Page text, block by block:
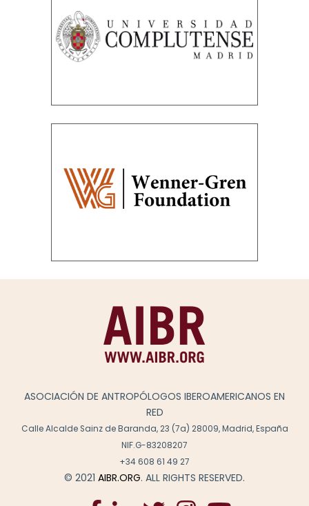
ASOCIACIÓN DE ANTROPÓLOGOS IBEROAMERICANOS EN
RED
Calle Alcalde Sainz de Baranda, 23 (7a) 28009, Madrid, España
NIF.G-83208207
+34 608 61 49 27
© 2021 AIBR.ORG. ALL RIGHTS RESERVED.